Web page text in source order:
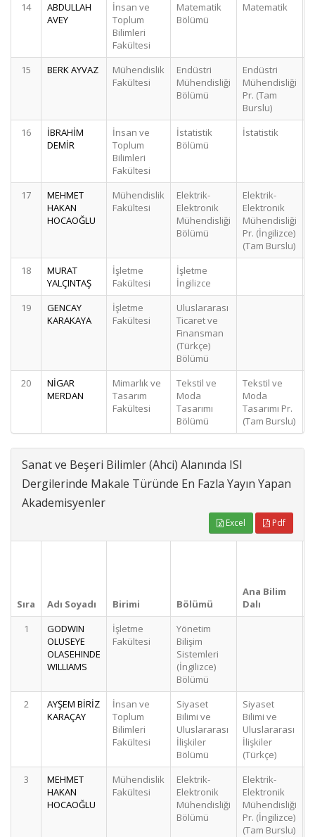
14
ABDULLAH
AVEY
İnsan ve
Toplum
Bilimleri
Fakültesi
Matematik
Bölümü
Matematik
15 BERK AYVAZ
Mühendislik
Fakültesi
Endüstri
Mühendisliği
Bölümü
Endüstri
Mühendisliği
Pr. (Tam
Burslu)
16
İBRAHİM
DEMİR
İnsan ve
Toplum
Bilimleri
Fakültesi
İstatistik
Bölümü
İstatistik
17
MEHMET
HAKAN
HOCAOĞLU
Mühendislik
Fakültesi
Elektrik-
Elektronik
Mühendisliği
Bölümü
Elektrik-
Elektronik
Mühendisliği
Pr. (İngilizce)
(Tam Burslu)
18
MURAT
YALÇINTAŞ
İşletme
Fakültesi
İşletme
İngilizce
19
GENCAY
KARAKAYA
İşletme
Fakültesi
Uluslararası
Ticaret ve
Finansman
(Türkçe)
Bölümü
20
NİGAR
MERDAN
Mimarlık ve
Tasarım
Fakültesi
Tekstil ve
Moda
Tasarımı
Bölümü
Tekstil ve
Moda
Tasarımı Pr.
(Tam Burslu)
Sanat ve Beşeri Bilimler (Ahci) Alanında ISI
Dergilerinde Makale Türünde En Fazla Yayın Yapan
Akademisyenler
Excel Pdf
Sıra Adı Soyadı Birimi Bölümü
Ana Bilim
Dalı
1
GODWIN
OLUSEYE
OLASEHINDE
WILLIAMS
İşletme
Fakültesi
Yönetim
Bilişim
Sistemleri
(İngilizce)
Bölümü
2
AYŞEM BİRİZ
KARAÇAY
İnsan ve
Toplum
Bilimleri
Fakültesi
Siyaset
Bilimi ve
Uluslararası
İlişkiler
Bölümü
Siyaset
Bilimi ve
Uluslararası
İlişkiler
(Türkçe)
3
MEHMET
HAKAN
HOCAOĞLU
Mühendislik
Fakültesi
Elektrik-
Elektronik
Mühendisliği
Bölümü
Elektrik-
Elektronik
Mühendisliği
Pr. (İngilizce)
(Tam Burslu)